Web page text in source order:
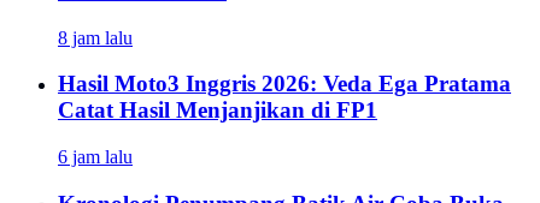
8 jam lalu
Hasil Moto3 Inggris 2026: Veda Ega Pratama
Catat Hasil Menjanjikan di FP1
6 jam lalu